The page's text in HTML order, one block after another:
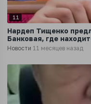
11
Нардеп Тищенко
Банковая, где
в честь Андрея
Новости 11 месяцев назад